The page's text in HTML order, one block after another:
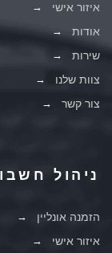
איזור אישי
אודות
שירות
צוות שלנו
צור קשר
ניהול
הזמנה אונליין
איזור אישי